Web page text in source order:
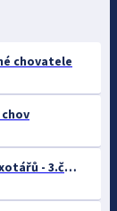
chovatele
Zapomenuté střípky z dějin českých exotářů - 3.část